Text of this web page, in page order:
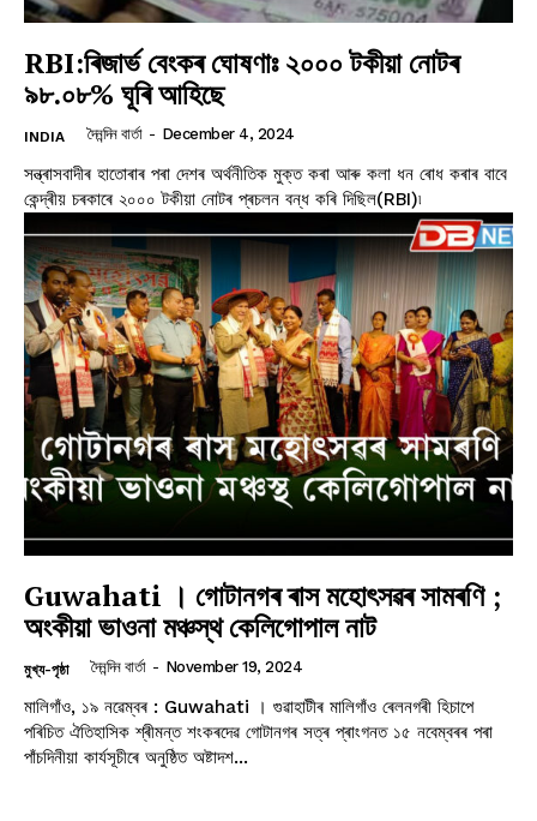
RBI:ৰিজাৰ্ভ বেংকৰ ঘোষণাঃ ২০০০ টকীয়া নোটৰ
৯৮.০৮% ঘূৰি আহিছে
INDIA দৈনন্দিন বাৰ্তা - December 4, 2024
সন্ত্ৰাসবাদীৰ হাতোৰাৰ পৰা দেশৰ অৰ্থনীতিক মুক্ত কৰা আৰু কলা ধন ৰোধ কৰাৰ বাবে
কেন্দ্ৰীয় চৰকাৰে ২০০০ টকীয়া নোটৰ প্ৰচলন বন্ধ কৰি দিছিল(RBI)৷
Guwahati । গোটানগৰ ৰাস মহোৎসৱৰ সামৰণি ;
অংকীয়া ভাওনা মঞ্চস্থ কেলিগোপাল নাট
মুখ্য-পৃষ্ঠা দৈনন্দিন বাৰ্তা - November 19, 2024
মালিগাঁও, ১৯ নৱেম্বৰ : Guwahati । গুৱাহাটীৰ মালিগাঁও ৰেলনগৰী হিচাপে
পৰিচিত ঐতিহাসিক শ্ৰীমন্ত শংকৰদেৱ গোটানগৰ সত্ৰ প্ৰাংগনত ১৫ নবেম্বৰৰ পৰা
পাঁচদিনীয়া কাৰ্যসূচীৰে অনুষ্ঠিত অষ্টাদশ...